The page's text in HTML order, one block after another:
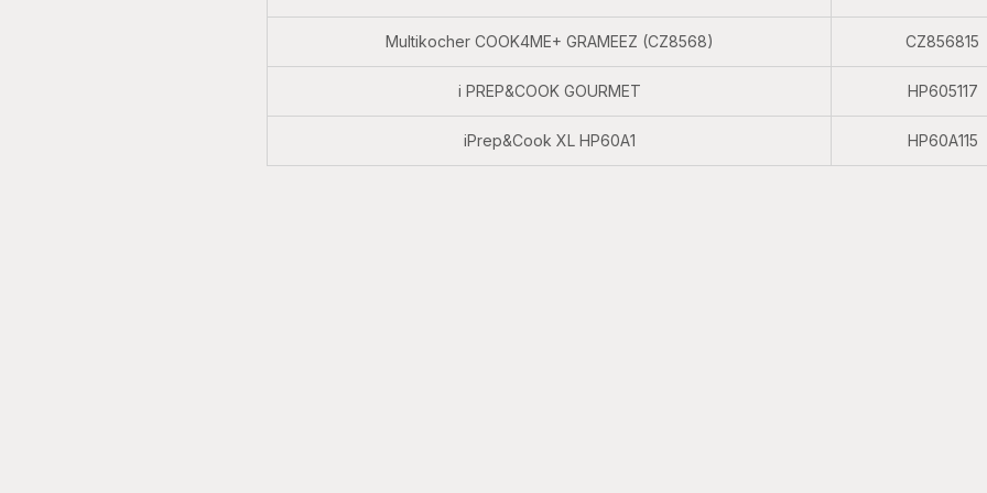
Multikocher COOK4ME+ GRAMEEZ (CZ8568) CZ856815
i PREP&COOK GOURMET
HP605117
iPrep&Cook XL HP60A1
HP60A115